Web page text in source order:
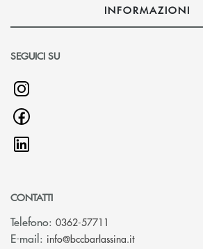
INFORMAZIONI
SEGUICI SU
CONTATTI
Telefono: 0362-57711
E-mail: info@bccbarlassina.it(si apre l’app